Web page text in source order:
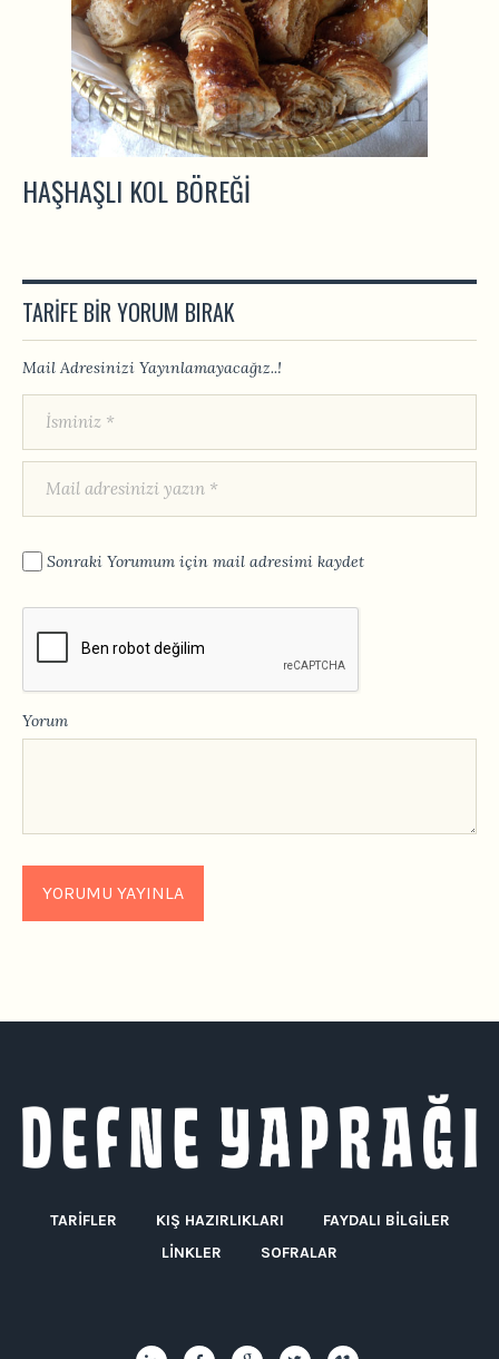
HAŞHAŞLI KOL BÖREĞI
TARIFE BIR YORUM BIRAK
Mail Adresinizi Yayınlamayacağız..!
Sonraki Yorumum için mail adresimi kaydet
Yorum
TARIFLER KIŞ HAZIRLIKLARI
FAYDALI BILGILER
LINKLER
SOFRALAR